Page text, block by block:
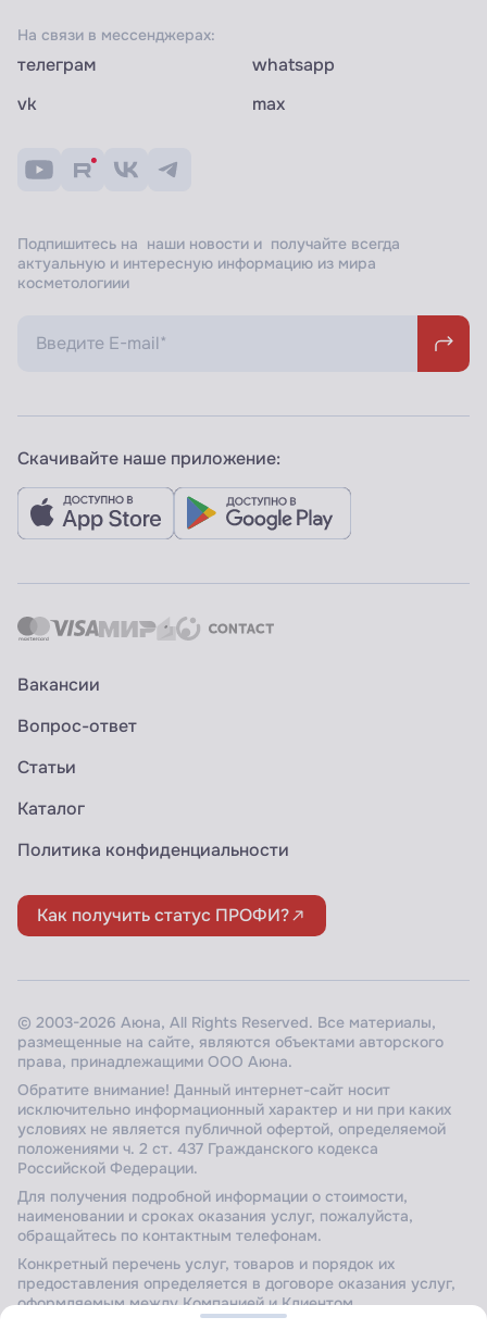
На связи в мессенджерах:
телеграм
whatsapp
vk
max
Подпишитесь на наши новости и получайте всегда
актуальную и интересную информацию из мира
косметологиии
Скачивайте наше приложение:
Вакансии
Вопрос-ответ
Статьи
Каталог
Политика конфиденциальности
Как получить статус ПРОФИ?
© 2003-2026 Аюна, All Rights Reserved. Все материалы,
размещенные на сайте, являются объектами авторского
права, принадлежащими ООО Аюна.
Обратите внимание! Данный интернет-сайт носит
исключительно информационный характер и ни при каких
условиях не является публичной офертой, определяемой
положениями ч. 2 ст. 437 Гражданского кодекса
Российской Федерации.
Для получения подробной информации о стоимости,
наименовании и сроках оказания услуг, пожалуйста,
обращайтесь по контактным телефонам.
Конкретный перечень услуг, товаров и порядок их
предоставления определяется в договоре оказания услуг,
оформляемым между Компанией и Клиентом.